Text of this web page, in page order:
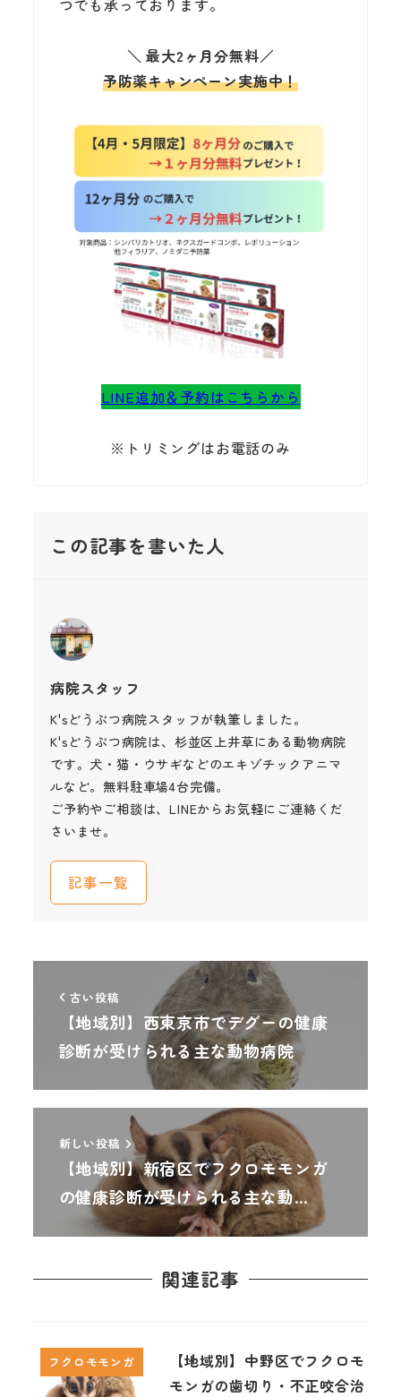
つでも承っております。
＼最大2ヶ月分無料／
予防薬キャンペーン実施中！
LINE追加＆予約はこちらから
※トリミングはお電話のみ
この記事を書いた人
病院スタッフ
K'sどうぶつ病院スタッフが執筆しました。
K'sどうぶつ病院は、杉並区上井草にある動物病院
です。犬・猫・ウサギなどのエキゾチックアニマ
ルなど。無料駐車場4台完備。
ご予約やご相談は、LINEからお気軽にご連絡くだ
さいませ。
記事一覧
古い投稿
【地域別】西東京市でデグーの健康
診断が受けられる主な動物病院
新しい投稿
【地域別】新宿区でフクロモモンガ
の健康診断が受けられる主な動…
関連記事
フクロモモンガ
【地域別】中野区でフクロモ
モンガの歯切り・不正咬合治